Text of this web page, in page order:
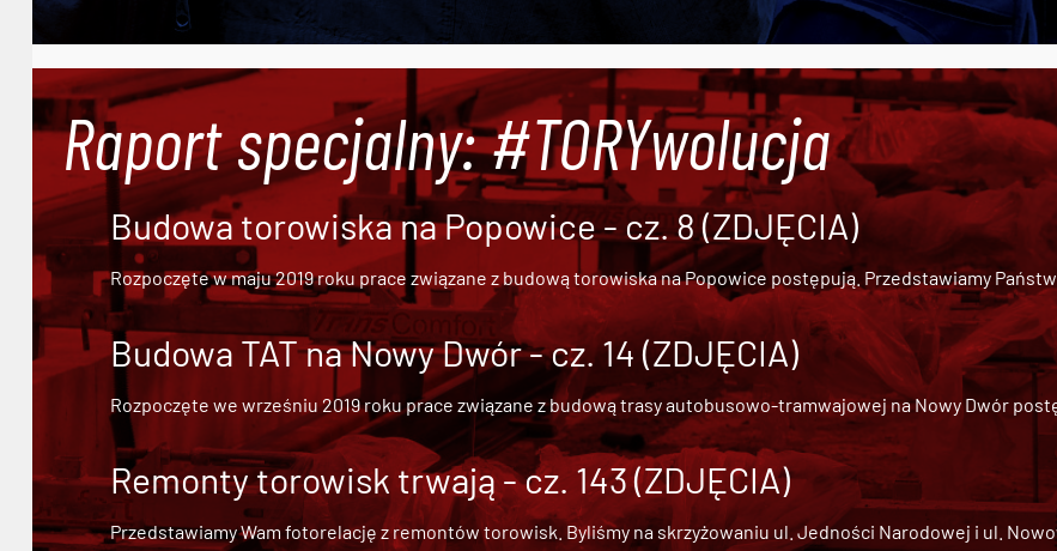
Raport specjalny: #TORYwolucja
Budowa torowiska na Popowice - cz. 8 (ZDJĘCIA)
Rozpoczęte w maju 2019 roku prace związane z budową torowiska na Popowice postępują. Przedstawiamy
Budowa TAT na Nowy Dwór - cz. 14 (ZDJĘCIA)
Rozpoczęte we wrześniu 2019 roku prace związane zbudową trasy autobusowo-tramwajowej na Nowy Dwór
Remonty torowisk trwają - cz. 143 (ZDJĘCIA)
Przedstawiamy Wam fotorelację z remontów torowisk. Byliśmy na skrzyżowaniu ul. Jedności Narodowej i ul.